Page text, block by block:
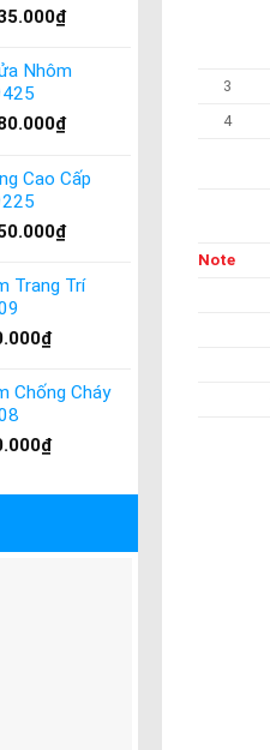
₫
Nhôm
₫
Cao Cấp
₫
Trang Trí
₫
Chống Cháy
₫
3
4
Note